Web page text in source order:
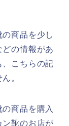
商品を少し
の情報があ
、こちらの記
。
商品を購入
靴のお店が